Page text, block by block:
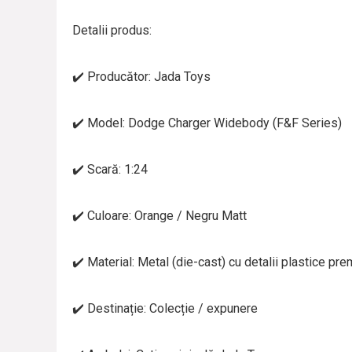
Detalii produs:
✔️ Producător: Jada Toys
✔️ Model: Dodge Charger Widebody (F&F Series)
✔️ Scară: 1:24
✔️ Culoare: Orange / Negru Matt
✔️ Material: Metal (die-cast) cu detalii plastice
✔️ Destinație: Colecție / expunere